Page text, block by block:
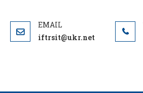
iftrsit@ukr.net